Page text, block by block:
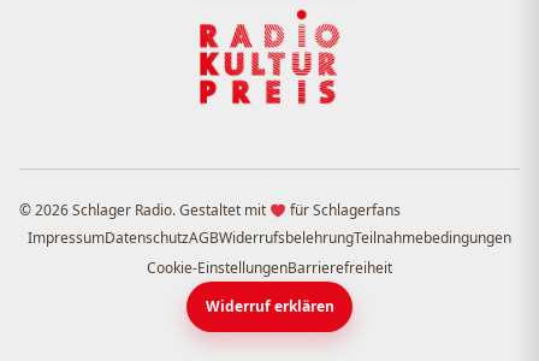
© 2026 Schlager Radio. Gestaltet mit
für Schlagerfans
ImpressumDatenschutzAGBWiderrufsbelehrungTeilnahmebedingungen
Cookie-EinstellungenBarrierefreiheit
Widerruf erklären